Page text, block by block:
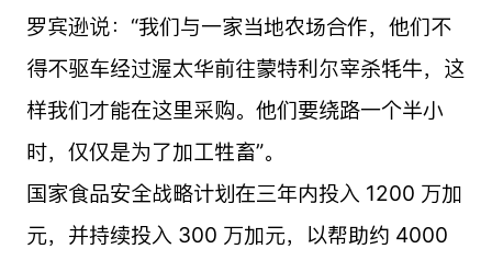
罗宾逊说：“我们与一家当地农场合作，他们不
得不驱车经过渥太华前往蒙特利尔宰杀牦牛，这
样我们才能在这里采购。他们要绕路一个半小
时，仅仅是为了加工牲畜”。
国家食品安全战略计划在三年内投入 1200 万加
元，并持续投入 300 万加元，以帮助约 4000